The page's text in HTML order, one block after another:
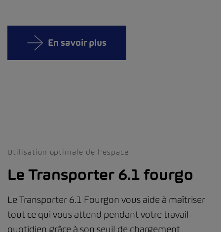
En savoir plus
Utilisation optimale de l'espace
Le Transporter 6.1 fourgo
Le Transporter 6.1 Fourgon vous aide à maîtriser
tout ce qui vous attend pendant votre travail
quotidien grâce à son seuil de chargement